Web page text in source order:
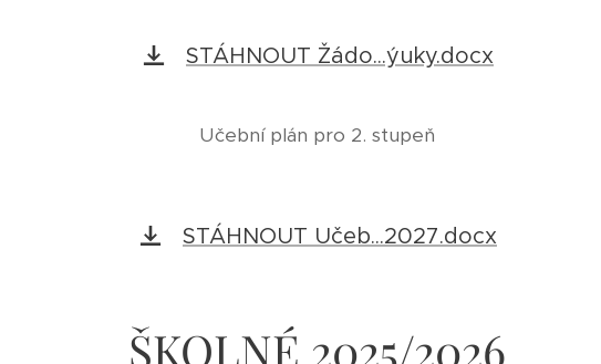
STÁHNOUT Žádo...ýuky.docx
Učební plán pro 2. stupeň
STÁHNOUT Učeb...2027.docx
ŠKOLNÉ 2025/2026